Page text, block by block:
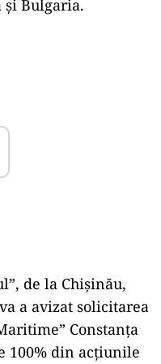
și Bulgaria.
de la Chișinău,
a avizat solicitarea
Constanța
100% din acțiunile